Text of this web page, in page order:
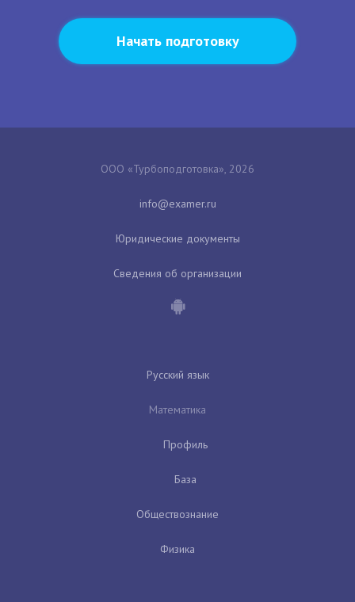
Начать подготовку
ООО «Турбоподготовка», 2026
Юридические документы
Сведения об организации
Русский язык
Математика
Профиль
База
Обществознание
Физика